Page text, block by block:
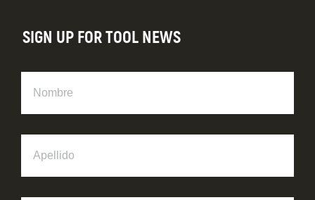
SIGN UP FOR TOOL NEWS